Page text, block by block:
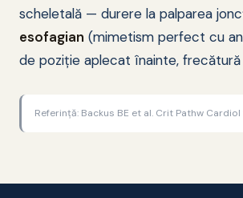
scheletală — durere la palparea
esofagian (mimetism perfect cu
de poziție aplecat înainte,
Referință: Backus BE et al. Crit Pathw